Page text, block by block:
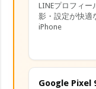
LINEプロフィー
影・設定が快適
iPhone
Google Pixel